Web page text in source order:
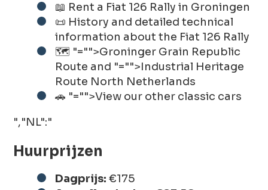
📖 Rent a Fiat 126 Rally in Groningen
📜 History and detailed technical
information about the Fiat 126 Rally
🗺️ "="">Groninger Grain Republic
Route and "="">Industrial Heritage
Route North Netherlands
🚗 "="">View our other classic cars
","NL":"
Huurprijzen
Dagprijs: €175